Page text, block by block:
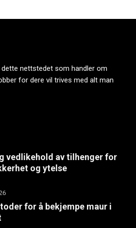
nettstedet som handler om
for dere vil trives med alt man
vedlikehold av tilhenger for
og ytelse
for å bekjempe maur i